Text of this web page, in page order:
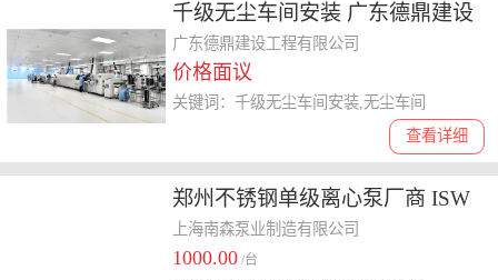
千级无尘车间安装 广东德鼎建设
工程供应
广东德鼎建设工程有限公司
价格面议
查看详细
关键词：千级无尘车间安装,无尘车间
郑州不锈钢单级离心泵厂商 ISW
卧式离心泵
上海南森泵业制造有限公司
1000.00 /台